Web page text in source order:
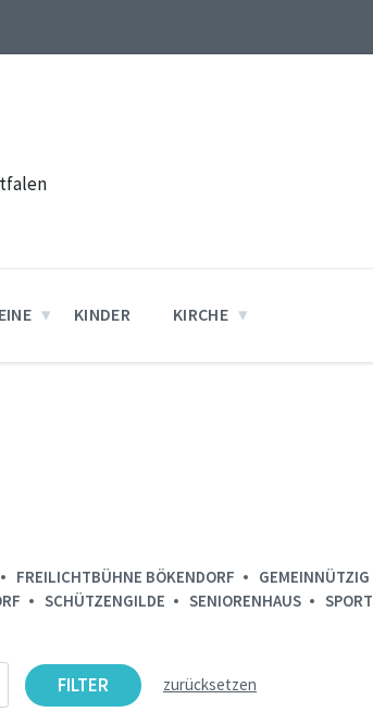
KINDER KIRCHE
FREILICHTBÜHNE BÖKENDORF GEMEINNÜTZIG
SCHÜTZENGILDE SENIORENHAUS SPORT
FILTER zurücksetzen